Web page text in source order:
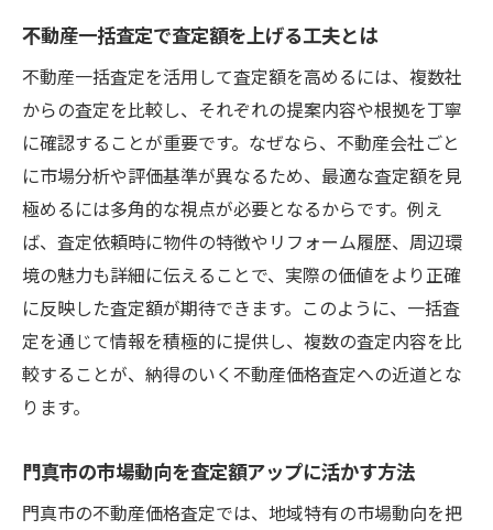
不動産一括査定で査定額を上げる工夫とは
不動産一括査定を活用して査定額を高めるには、複数社
からの査定を比較し、それぞれの提案内容や根拠を丁寧
に確認することが重要です。なぜなら、不動産会社ごと
に市場分析や評価基準が異なるため、最適な査定額を見
極めるには多角的な視点が必要となるからです。例え
ば、査定依頼時に物件の特徴やリフォーム履歴、周辺環
境の魅力も詳細に伝えることで、実際の価値をより正確
に反映した査定額が期待できます。このように、一括査
定を通じて情報を積極的に提供し、複数の査定内容を比
較することが、納得のいく不動産価格査定への近道とな
ります。
門真市の市場動向を査定額アップに活かす方法
門真市の不動産価格査定では、地域特有の市場動向を把